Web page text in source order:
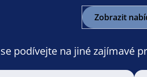
Zobrazit
podívejte na jiné zajímavé